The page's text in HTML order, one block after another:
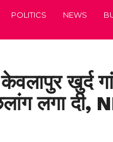
POLITICS NEWS
खुर्द
लगा दी,